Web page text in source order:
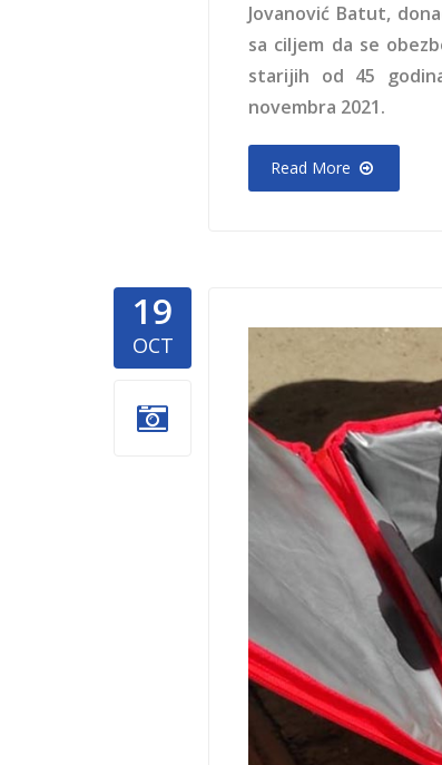
Jovanović Batut,
sa ciljem da se
starijih od 45
novembra 2021.
Read More
19
OCT